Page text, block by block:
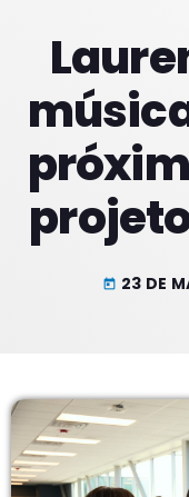
PROXIMOS
COM
06:00 -
Meio
10:00 -
COM
14:00 -
today 23 DE